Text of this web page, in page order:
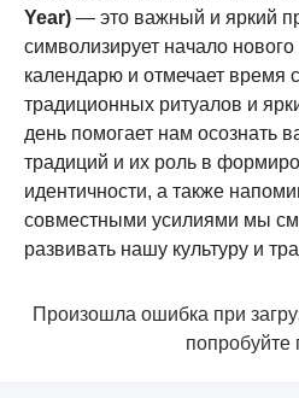
Year) — это важный и яркий
символизирует начало
календарю и отмечает время
традиционных ритуалов и
день помогает нам осознать
традиций и их роль в
идентичности, а также
совместными усилиями мы
развивать нашу культуру и
Произошла ошибка при
попробуйте